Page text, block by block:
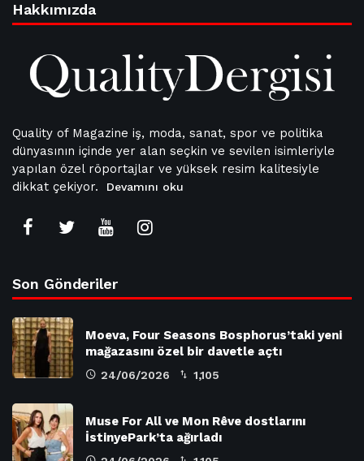
Hakkımızda
Quality of Magazine iş, moda, sanat, spor ve politika
dünyasının içinde yer alan seçkin ve sevilen isimleriyle
yapılan özel röportajlar ve yüksek resim kalitesiyle
dikkat çekiyor.
Devamını oku
Son Gönderiler
Moeva, Four Seasons Bosphorus’taki yeni
mağazasını özel bir davetle açtı
24/06/2026 1,105
Muse For All ve Mon Rêve dostlarını
İstinyePark’ta ağırladı